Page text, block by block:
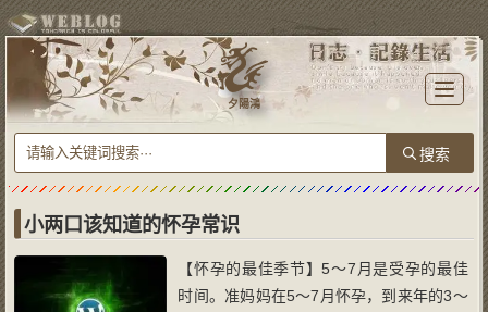
T
o
l
e
n
i
n
夕陽鴻
小两口该知道的怀孕常识
【怀孕的最佳季节】5～7月是受孕的最佳
时间。准妈妈在5～7月怀孕，到来年的3～